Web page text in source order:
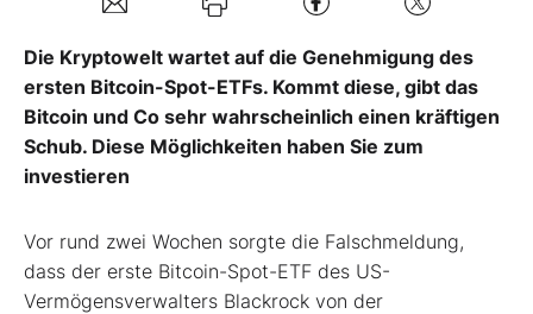
Kontakt
Die Kryptowelt wartet auf die Genehmigung des
ersten Bitcoin-Spot-ETFs. Kommt diese, gibt das
Bitcoin und Co sehr wahrscheinlich einen kräftigen
Schub. Diese Möglichkeiten haben Sie zum
investieren
Vor rund zwei Wochen sorgte die Falschmeldung,
dass der erste Bitcoin-Spot-ETF des US-
Vermögensverwalters Blackrock von der